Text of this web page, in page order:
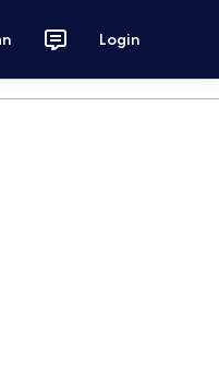
Login